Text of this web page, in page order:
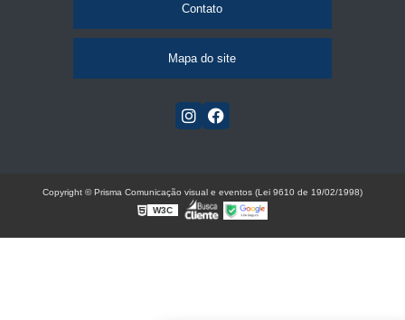
Contato
Mapa do site
Copyright © Prisma Comunicação visual e eventos (Lei 9610 de 19/02/1998)
W3C